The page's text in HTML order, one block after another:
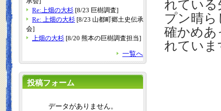
れている
プン晴
確かめあ
れていま
Re:上畑の大杉 [8/23 巨樹調査]
Re: 上畑の大杉 [8/23 山都町郷土史伝承
会]
上畑の大杉 [8/20 熊本の巨樹調査担当]
一覧へ
投稿フォーム
データがありません。